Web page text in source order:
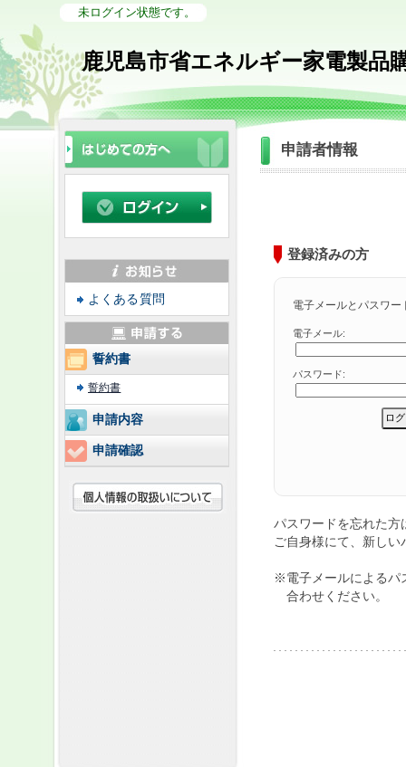
未ログイン状態です。
鹿児島市省エネルギー家電製品
よくある質問
誓約書
誓約書
申請内容
申請確認
申請者情報
登録済みの方
電子メールとパスワ
電子メール:
パスワード:
パスワードを忘れた
ご自身様にて、新し
※電子メールによるパ
合わせください。